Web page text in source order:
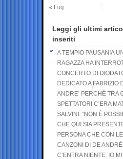
« Lug
Leggi gli ultimi
inseriti
A TEMPIO PAUSANIA
RAGAZZA HA
CONCERTO DI
DEDICATO A FABRIZIO
ANDRE’ PERCHÉ TRA
SPETTATORI C’ERA
SALVINI: “NON È
CHE QUI SIA
PERSONA CHE CON LE
CANZONI DI DE
C’ENTRA NIENTE. IO